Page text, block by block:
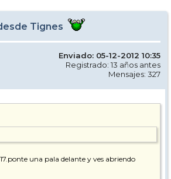
Tignes
Enviado: 05-12-2012 10:35
Registrado: 13 años antes
Mensajes: 327
una pala delante y ves abriendo